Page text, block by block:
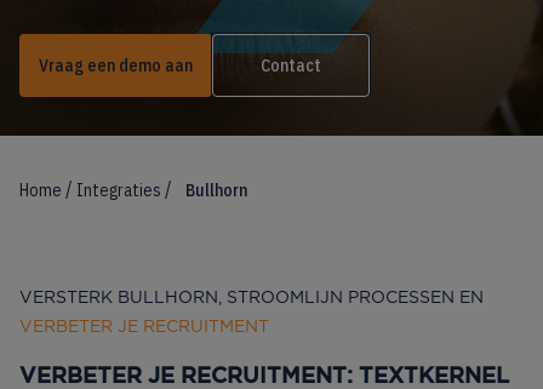
Vraag een demo aan Contact
Home / Integraties / Bullhorn
VERSTERK BULLHORN, STROOMLIJN PROCESSEN EN
VERBETER JE RECRUITMENT
VERBETER JE RECRUITMENT: TEXTKERNEL